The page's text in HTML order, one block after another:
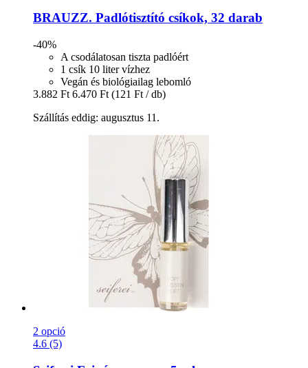
BRAUZZ. Padlótisztító csíkok, 32 darab
-40%
A csodálatosan tiszta padlóért
1 csík 10 liter vízhez
Vegán és biológiailag lebomló
3.882 Ft 6.470 Ft (121 Ft / db)
Szállítás eddig: augusztus 11.
2 opció
4.6 (5)